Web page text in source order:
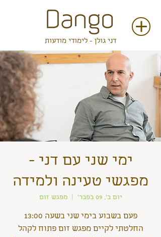
דני גולן - לימודי מודעות
ימי שני עם דני -
מפגשי טעינה ולמידה
יום ב׳, 09 בפבר׳
  |
מפגש זום
פעם בשבוע בימי שני בשעה 13:00
החלטתי לקיים מפגש זום פתוח לקהל